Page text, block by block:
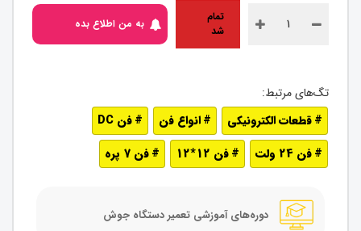
تمام
شد
به من اطلاع بده
قطعات الکترونیکی انواع فن
فن DC
فن 24 ولت
فن 12*12 فن 7 پره
دوره‌های آموزشی تعمیر دستگاه جوش